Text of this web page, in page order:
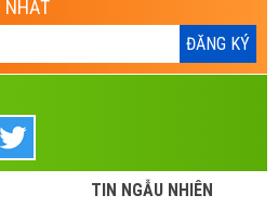
NHẤT
TIN NGẪU NHIÊN